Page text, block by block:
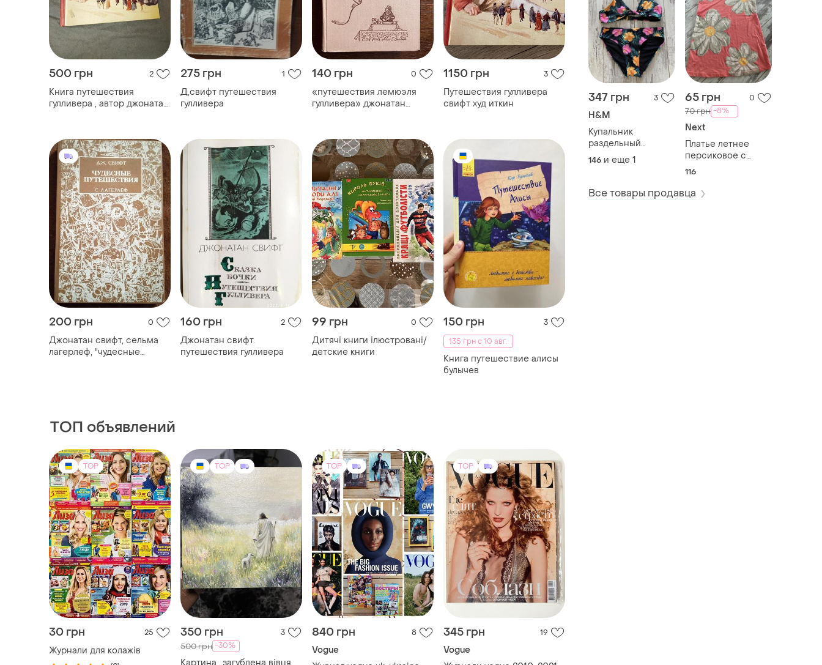
347 грн 3
H&M
Купальник
раздельный
черный с цветами
h&amp;m на
9-11 лет
146 и еще 1
65 грн 0
70 грн -8%
Next
Платье летнее
персиковое с
ромашками (с
бирка 6 лет
116
Все товары продавца
500 грн 2
Книга путешествия
гулливера , автор джонатан
275 грн 1
Д,свифт путешествия
гулливера
140 грн 0
«путешествия лемюэля
гулливера» джонатан
1150 грн 3
Путешествия гулливера
свифт худ иткин
200 грн 0
Джонатан свифт, сельма
лагерлеф, "чудесные
160 грн 2
Джонатан свифт.
путешествия гулливера
99 грн 0
Дитячі книги ілюстровані/
детские книги
150 грн
3
135 грн с 10 авг.
Книга путешествие алисы
булычев
ТОП объявлений
TOP
30 грн 25
Журнали для колажів
TOP
350 грн 3
500 грн -30%
TOP
840 грн 8
Vogue
TOP
345 грн 19
Vogue